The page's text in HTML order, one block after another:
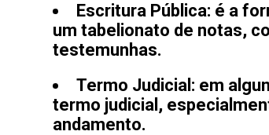
Escritura Pública: é a
um tabelionato de notas,
testemunhas.
Termo Judicial: em
termo judicial,
andamento.